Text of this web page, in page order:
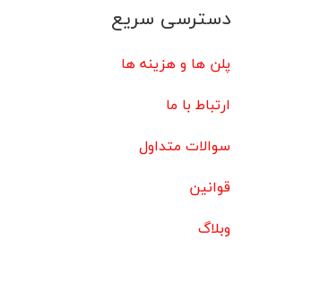
دسترسی سریع
پلن ها و هزینه ها
ارتباط با ما
سوالات متداول
قوانین
وبلاگ